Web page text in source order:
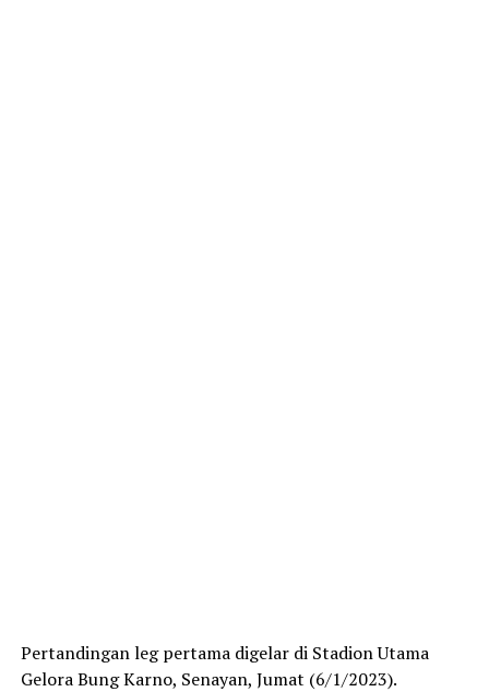
Pertandingan leg pertama digelar di Stadion Utama
Gelora Bung Karno, Senayan, Jumat (6/1/2023).